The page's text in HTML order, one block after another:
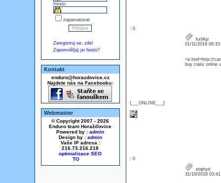
Heslo:
zapamatovat
Zaregistruj se, zde!
Zapomněl(a) jsi heslo?
Kontakt
enduro@horazdovice.cz
Najdete nás na Facebooku:
Webmaster
© Copyright 2007 - 2026
Enduro team Horažďovice
Powered by : admin
Design by : admin
Vaše IP adresa :
216.73.216.218
optimalizace SEO
: 0
{___ONLINE___}
kxhkjz
01/11/2018
<a href=http://
buy cialis online
: 0
etqttyd
31/10/2018